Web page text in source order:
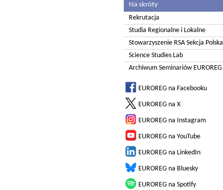
Na skróty
Rekrutacja
Studia Regionalne i Lokalne
Stowarzyszenie RSA Sekcja Polska
Science Studies Lab
Archiwum Seminariów EUROREG
EUROREG na Facebooku
EUROREG na X
EUROREG na Instagram
EUROREG na YouTube
EUROREG na LinkedIn
EUROREG na Bluesky
EUROREG na Spotify